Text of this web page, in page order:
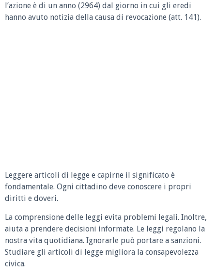
l’azione è di un anno (2964) dal giorno in cui gli eredi
hanno avuto notizia della causa di revocazione (att. 141).
Leggere articoli di legge e capirne il significato è
fondamentale. Ogni cittadino deve conoscere i propri
diritti e doveri.
La comprensione delle leggi evita problemi legali. Inoltre,
aiuta a prendere decisioni informate. Le leggi regolano la
nostra vita quotidiana. Ignorarle può portare a sanzioni.
Studiare gli articoli di legge migliora la consapevolezza
civica.